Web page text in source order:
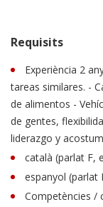
Requisits
Experiència 2
tareas similares. -
de alimentos -
de gentes,
liderazgo y
català (parlat F,
espanyol (parlat
Competències /